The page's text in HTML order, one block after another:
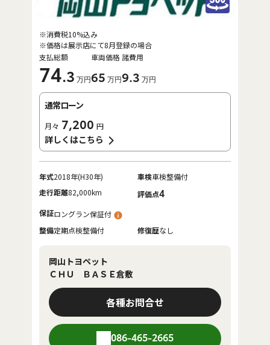
支払総額
74.3 万円
車両価格
65 万円
諸費用
9.3 万円
※消費税10%込み
※価格は展示店にて8月登録の場合
通常ローン
月々 7,200 円
詳しくはこちら
年式2018年(H30年) 車検車検整備付
走行距離82,000km 評価点4
保証ロングラン保証付
整備定期点検整備付 修復歴なし
岡山トヨペット
ＣＨＵ ＢＡＳＥ倉敷
各種お問合せ
086-465-2665